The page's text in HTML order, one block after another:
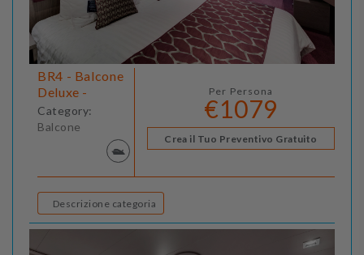
BR4 - Balcone
Deluxe -
Category:
Balcone
Per Persona
€1079
Crea il Tuo Preventivo Gratuito
Descrizione categoria